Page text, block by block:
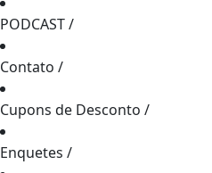
PODCAST/
Contato /
Cupons de Desconto /
Enquetes /